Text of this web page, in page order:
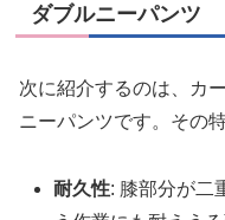
ダブルニーパンツ
次に紹介するのは、カ
ニーパンツです。その
耐久性: 膝部分が二